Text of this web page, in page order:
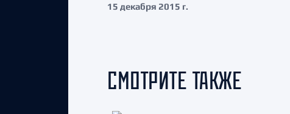
15 декабря 2015 г.
СМОТРИТЕ ТАКЖЕ